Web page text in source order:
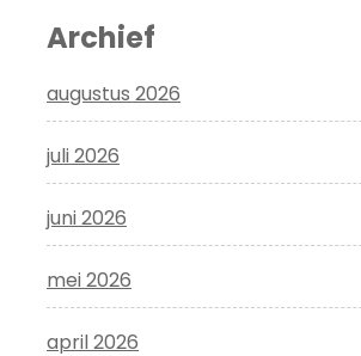
Archief
augustus 2026
juli 2026
juni 2026
mei 2026
april 2026